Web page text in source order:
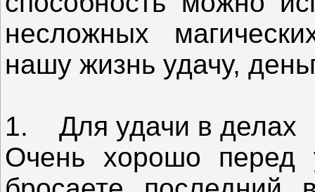
несложных
нашу жизнь удачу,
1. Для удачи в делах
Очень хорошо перед